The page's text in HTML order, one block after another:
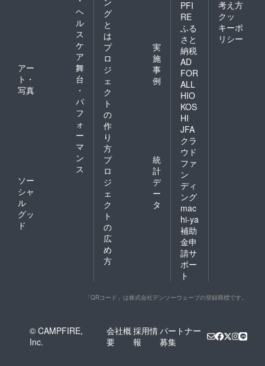
ヘ
ル
ス
ケ
ア
アー
ト・
写真
舞
台
・
パ
フ
ォ
ー
マ
ン
ス
ソー
シャ
ル
グッ
ド
グ
と
は
プ
ロ
ジ
ェ
ク
ト
の
作
り
方
実
施
事
例
プ
ロ
ジ
ェ
ク
ト
の
広
め
方
統
計
デ
ー
タ
PFI
RE
ふる
さと
納税
AD
FOR
ALL
HIO
KOS
HI
JFA
クラ
ウド
ファ
ン
ディ
ング
mac
hi-ya
補助
金申
請サ
ポー
ト
考え方
クッ
キーポ
リシー
「QRコード」は株式会社デンソーウェーブの登録商標です。
© CAMPFIRE,
Inc.
会社概
要
採用情
報
パートナー
募集